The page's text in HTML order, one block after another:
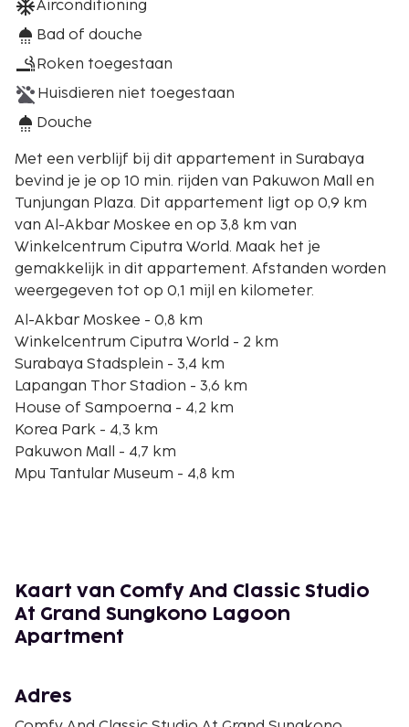
Airconditioning
Bad of douche
Roken toegestaan
Huisdieren niet toegestaan
Douche
Met een verblijf bij dit appartement in Surabaya
bevind je je op 10 min. rijden van Pakuwon Mall en
Tunjungan Plaza. Dit appartement ligt op 0,9 km
van Al-Akbar Moskee en op 3,8 km van
Winkelcentrum Ciputra World. Maak het je
gemakkelijk in dit appartement. Afstanden worden
weergegeven tot op 0,1 mijl en kilometer.
Al-Akbar Moskee - 0,8 km
Winkelcentrum Ciputra World - 2 km
Surabaya Stadsplein - 3,4 km
Lapangan Thor Stadion - 3,6 km
House of Sampoerna - 4,2 km
Korea Park - 4,3 km
Pakuwon Mall - 4,7 km
Mpu Tantular Museum - 4,8 km
Dyandra Convention Center Surabaya - 6,8 km
BG Junction - 7,3 km
Joko Dolog standbeeld - 7,6 km
Dit appartement biedt aparte rookruimtes.
Kaart van Comfy And Classic Studio
At Grand Sungkono Lagoon
Apartment
Adres